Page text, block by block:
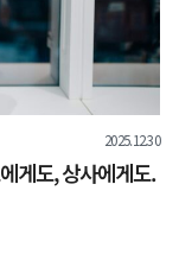
2025.12.30
게도, 상사에게도.